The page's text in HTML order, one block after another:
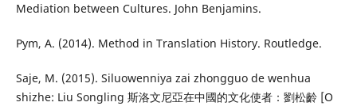
Mediation between Cultures. John Benjamins.
Pym, A. (2014). Method in Translation History. Routledge.
Saje, M. (2015). Siluowenniya zai zhongguo de wenhua
shizhe: Liu Songling 斯洛文尼亞在中國的文化使者：劉松齡 [O